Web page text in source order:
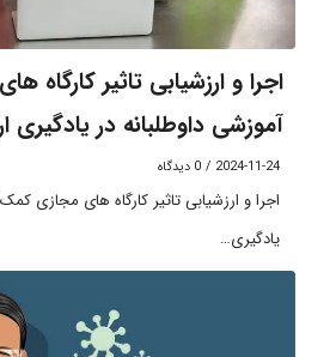
اجرا و ارزشیابی تاثیر کارگاه
آموزشی داوطلبانه در یادگیری
2024-11-24
/ 0 دیدگاه
اجرا و ارزشیابی تاثیر کارگاه های مجازی
یادگیری…